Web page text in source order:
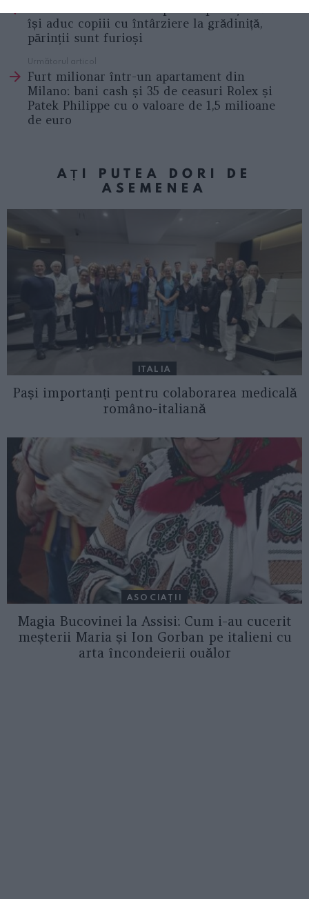
își aduc copiii cu întârziere la grădiniță,
părinții sunt furioși
Următorul articol
Furt milionar într-un apartament din
Milano: bani cash și 35 de ceasuri Rolex și
Patek Philippe cu o valoare de 1,5 milioane
de euro
AȚI PUTEA DORI DE
ASEMENEA
ITALIA
Pași importanți pentru colaborarea medicală
româno-italiană
ASOCIAŢII
Magia Bucovinei la Assisi: Cum i-au cucerit
meșterii Maria și Ion Gorban pe italieni cu
arta încondeierii ouălor